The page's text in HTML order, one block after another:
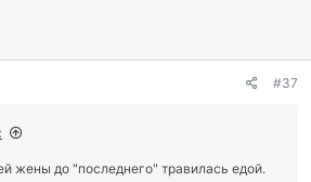
#37
жены до "последнего" травилась едой.